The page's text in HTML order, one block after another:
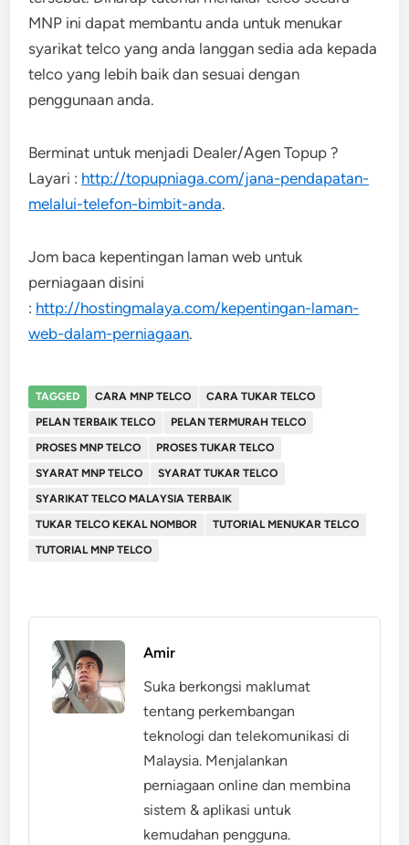
MNP ini dapat membantu anda untuk menukar
syarikat telco yang anda langgan sedia ada kepada
telco yang lebih baik dan sesuai dengan
penggunaan anda.
Berminat untuk menjadi Dealer/Agen Topup ?
Layari : http://topupniaga.com/jana-pendapatan-
melalui-telefon-bimbit-anda.
Jom baca kepentingan laman web untuk
perniagaan disini
: http://hostingmalaya.com/kepentingan-laman-
web-dalam-perniagaan.
TAGGED CARA MNP TELCO
CARA TUKAR TELCO
PELAN TERBAIK TELCO
PELAN TERMURAH TELCO
PROSES MNP TELCO
PROSES TUKAR TELCO
SYARAT MNP TELCO
SYARAT TUKAR TELCO
SYARIKAT TELCO MALAYSIA TERBAIK
TUKAR TELCO KEKAL NOMBOR
TUTORIAL MENUKAR TELCO
TUTORIAL MNP TELCO
Amir
Suka berkongsi maklumat
tentang perkembangan
teknologi dan telekomunikasi di
Malaysia. Menjalankan
perniagaan online dan membina
sistem & aplikasi untuk
kemudahan pengguna.